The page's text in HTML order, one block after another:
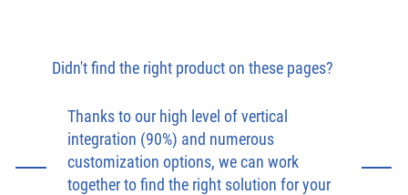
Didn't find the right product on these pages?
Thanks to our high level of vertical
integration (90%) and numerous
customization options, we can work
together to find the right solution for your